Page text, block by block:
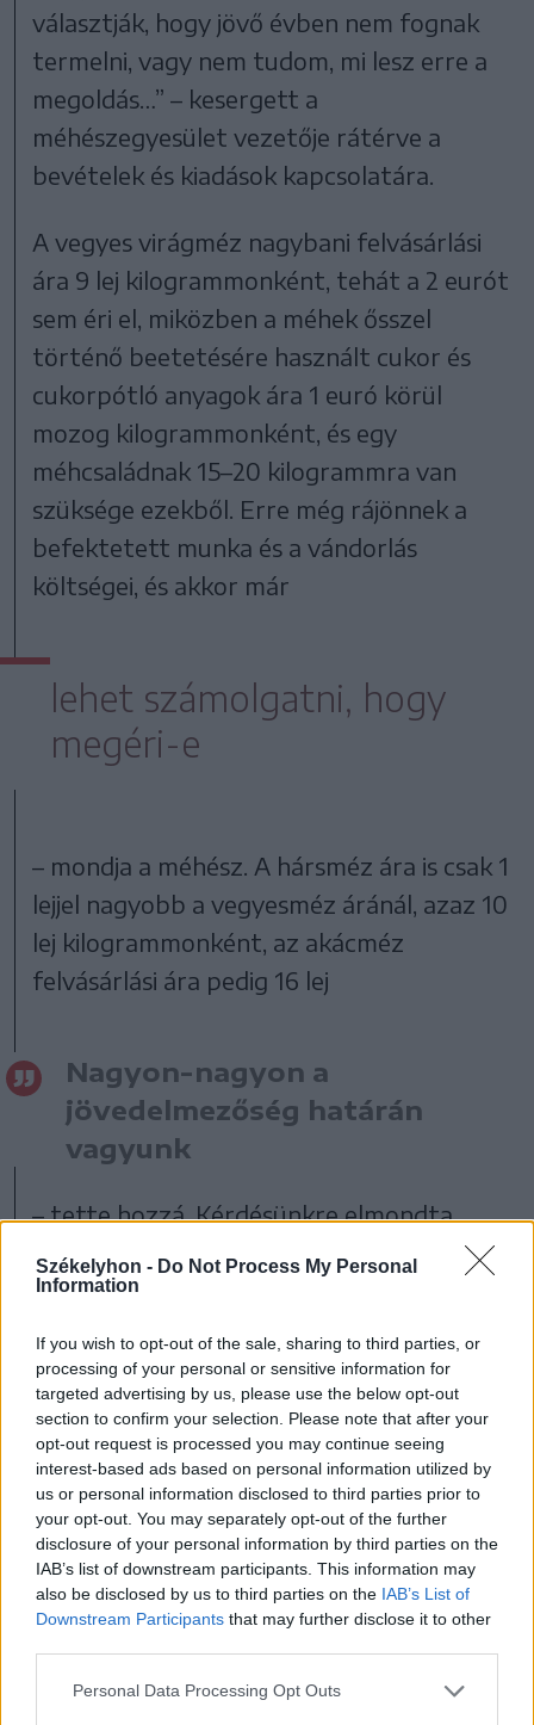
Székelyhon - Do Not Process My Personal
Information
If you wish to opt-out of the sale, sharing to third parties, or
processing of your personal or sensitive information for
targeted advertising by us, please use the below opt-out
section to confirm your selection. Please note that after your
opt-out request is processed you may continue seeing
interest-based ads based on personal information utilized by
us or personal information disclosed to third parties prior to
your opt-out. You may separately opt-out of the further
disclosure of your personal information by third parties on the
IAB’s list of downstream participants. This information may
also be disclosed by us to third parties on the IAB’s List of
Downstream Participants that may further disclose it to other
Personal Data Processing Opt Outs
választják, hogy jövő évben nem fognak
termelni, vagy nem tudom, mi lesz erre a
megoldás…” – kesergett a
méhészegyesület vezetője rátérve a
bevételek és kiadások kapcsolatára.
A vegyes virágméz nagybani felvásárlási
ára 9 lej kilogrammonként, tehát a 2 eurót
sem éri el, miközben a méhek ősszel
történő beetetésére használt cukor és
cukorpótló anyagok ára 1 euró körül
mozog kilogrammonként, és egy
méhcsaládnak 15–20 kilogrammra van
szüksége ezekből. Erre még rájönnek a
befektetett munka és a vándorlás
költségei, és akkor már
lehet számolgatni, hogy
megéri-e
– mondja a méhész. A hársméz ára is csak 1
lejjel nagyobb a vegyesméz áránál, azaz 10
lej kilogrammonként, az akácméz
felvásárlási ára pedig 16 lej
Nagyon-nagyon a
jövedelmezőség határán
vagyunk
– tette hozzá. Kérdésünkre elmondta,
nem tudja a rendkívül alacsony felvásárlási
ár pontos okát, de elképzelése szerint
Ukrajna számára biztosított vámmentes
behozatalt valamiképpen mások is
kihasználják, és például az olcsó kínai
mézek is megtalálják az útjukat az EU-ba,
„becsorognak” Romániába is, lenyomva a
felvásárlási árakat.